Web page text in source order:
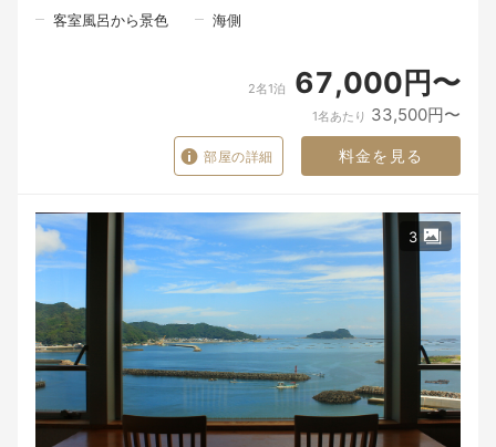
限られた時間の中でも、一品一品丁寧にお料理を仕上げるため、
夕食は18時30分、朝食は8時からのご案内となります。
夕食は、その日に届いた北浦の海の幸を中心に、山の恵み、里の
旬を織り交ぜた会席料理をご用意いたします。
食材と向き合う時間。
そして、お客様のもとへ届ける瞬間。
一皿の料理が生まれるまでには、たくさんの人の手と想いが込め
られています。
料理を味わう時間だけではなく、器を手に取る瞬間、大切な方と
の会話、窓の向こうに広がる景色。
そのすべてが重なったとき、食事はただの時間ではなく、旅の大
切な思い出になるのだと私たちは考えています。
朝食は、朝の海を眺めながら、北浦の恵みを感じていただく時間
です。
客室風呂から景色
海側
2名1泊 67,000円〜
1名あたり 33,500円〜
部屋の詳細 料金を見る
3